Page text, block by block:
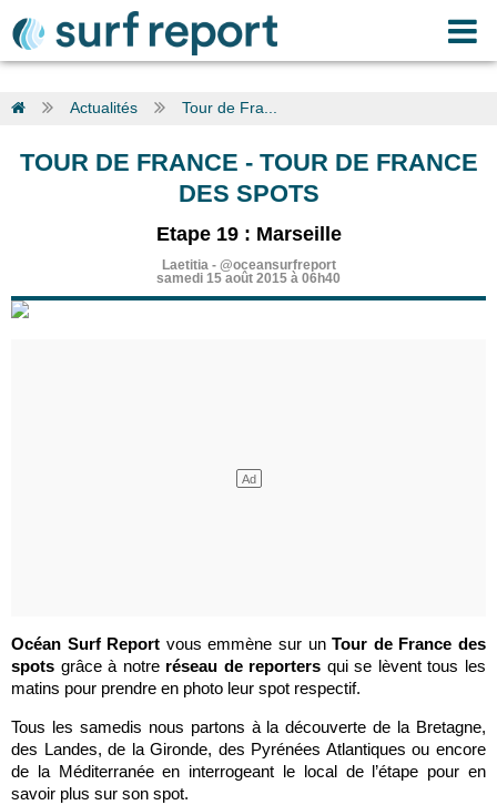
Actualités Tour de Fra...
TOUR DE FRANCE - TOUR DE FRANCE
DES SPOTS
Etape 19 : Marseille
Laetitia- @oceansurfreport
samedi 15 août 2015 à 06h40
Océan Surf Report vous emmène sur unTour de France des
spots grâce à notreréseau de reporters qui se lèvent tous les
matins pour prendre en photo leur spot respectif.
Tous les samedis nous partons à la découverte de la Bretagne,
des Landes, de la Gironde, des Pyrénées Atlantiques ou encore
de la Méditerranée en interrogeant le local de l’étape pour en
savoir plus sur son spot.